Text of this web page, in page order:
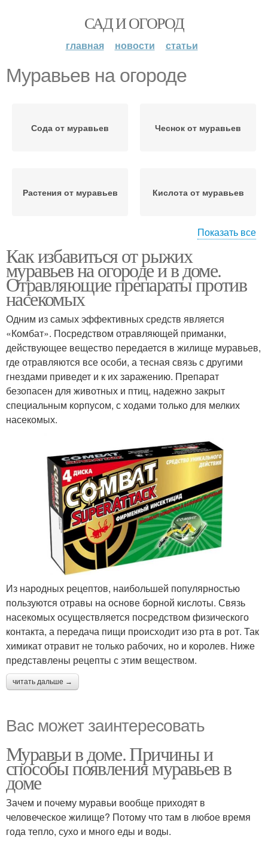
САД И ОГОРОД
главная новости статьи
Муравьев на огороде
Сода от муравьев Чеснок от муравьев
Растения от муравьев Кислота от муравьев
Дрожжи от муравьев Кипяток от муравьев
Перекопка от муравьев Зола от муравьев
Масло от муравьев Пшено от муравьев
Муравьев в квартире
Показать все
Как избавиться от рыжих
муравьев на огороде и в доме.
Отравляющие препараты против
насекомых
Одним из самых эффективных средств является
«Комбат». Посредством отравляющей приманки,
действующее вещество передается в жилище муравьев,
где отравляются все особи, а тесная связь с другими
гнездами приведет и к их заражению. Препарат
безопасен для животных и птиц, надежно закрыт
специальным корпусом, с ходами только для мелких
насекомых.
Из народных рецептов, наибольшей популярностью
пользуются отравы на основе борной кислоты. Связь
насекомых осуществляется посредством физического
контакта, а передача пищи происходит изо рта в рот. Так
химикат отравит не только рабочих, но и королев. Ниже
представлены рецепты с этим веществом.
читать дальше →
Вас может заинтересовать
Муравьи в доме. Причины и
способы появления муравьев в
доме
Зачем и почему муравьи вообще приходят в
человеческое жилище? Потому что там в любое время
года тепло, сухо и много еды и воды.